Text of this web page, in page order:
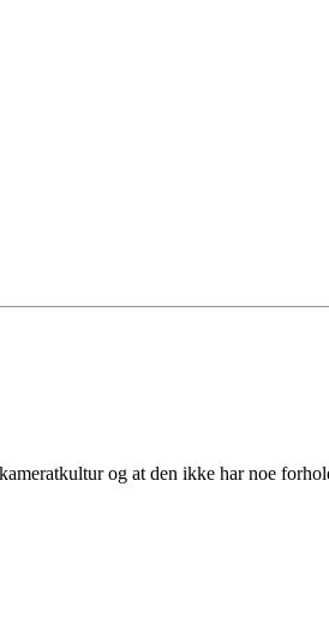
og at den ikke har noe